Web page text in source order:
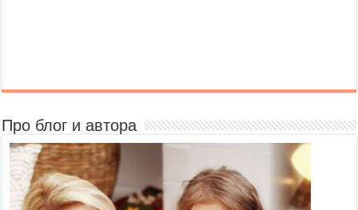
Про блог и автора